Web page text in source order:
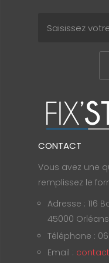
CONTACT
Vous avez une
remplissez le
Adresse : 116
45000 Orléans
Téléphone : 06
Email :